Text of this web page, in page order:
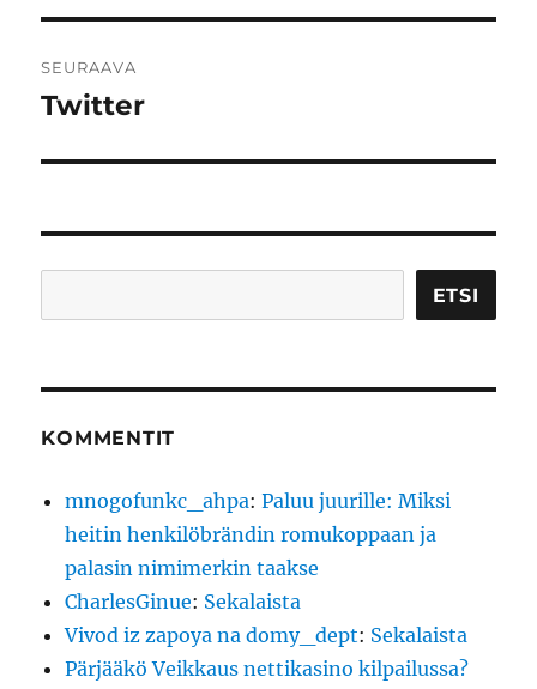
SEURAAVA
Seuraava
Twitter
ETSI
KOMMENTIT
mnogofunkc_ahpa:Paluu juurille: Miksi
heitin henkilöbrändin romukoppaan ja
palasin nimimerkin taakse
CharlesGinue: Sekalaista
Vivod iz zapoya na domy_dept: Sekalaista
Pärjääkö Veikkaus nettikasino kilpailussa?